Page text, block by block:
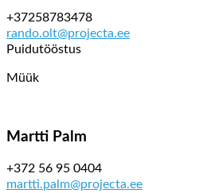
+37258783478
rando.olt@projecta.ee
Puidutööstus
Müük
Martti Palm
+372 56 95 0404
martti.palm@projecta.ee